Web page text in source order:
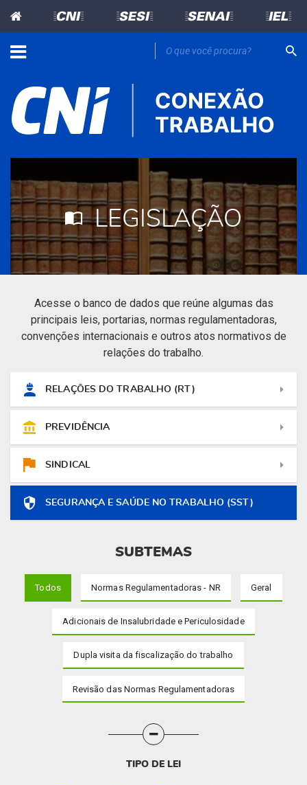
=CNI= =SESI= =SENAI= =IEL=
LEGISLAÇÃO
Acesse o banco de dados que reúne algumas das
principais leis, portarias, normas regulamentadoras,
convenções internacionais e outros atos normativos de
relações do trabalho.
RELAÇÕES DO TRABALHO (RT)
PREVIDÊNCIA
SINDICAL
SEGURANÇA E SAÚDE NO TRABALHO (SST)
SUBTEMAS
Todos Normas Regulamentadoras - NR Geral
Adicionais de Insalubridade e Periculosidade
Dupla visita da fiscalização do trabalho
Revisão das Normas Regulamentadoras
TIPO DE LEI